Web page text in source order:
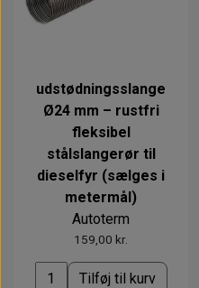
udstødningsslange
Ø24 mm – rustfri
fleksibel
stålslangerør til
dieselfyr (sælges i
metermål)
Autoterm
159,00 kr.
Tilføj til kurv